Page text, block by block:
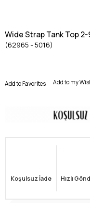
Wide Strap Tank Top 2-
(62965 - 5016)
Add to Favorites Add to my
Koşulsuz İade Hızlı